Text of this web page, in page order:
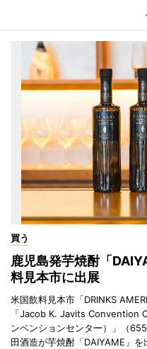
買う
鹿児島発芋焼酎「
料見本市に出展
米国飲料見本市「DRINKS
「Jacob K. Javits Convention
ンベンションセンター）」（
田酒造が芋焼酎「DAIYAME」を